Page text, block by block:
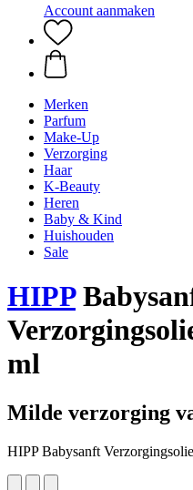
Account aanmaken
Merken
Parfum
Make-Up
Verzorging
Haar
K-Beauty
Heren
Baby & Kind
Huishouden
Sale
HIPP
ml
Milde verzorging
HIPP Babysanft